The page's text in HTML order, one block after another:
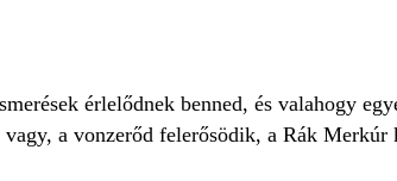
érlelődnek benned, és valahogy
a vonzerőd felerősödik, a Rák Merkúr